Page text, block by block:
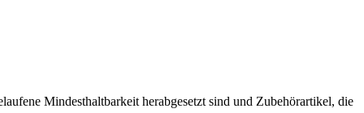
Mindesthaltbarkeit herabgesetzt sind und Zubehörartikel, die